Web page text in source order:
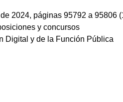
2024, páginas 95792 a 95806
y concursos
Digital y de la Función Pública